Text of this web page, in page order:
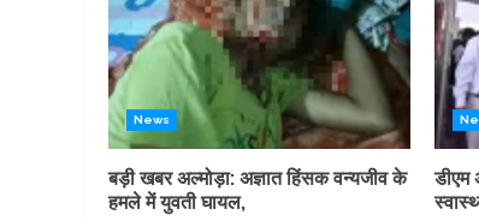
News
बड़ी खबर अल्मोड़ा: अज्ञात हिंसक वन्यजीव के
हमले में युवती घायल,
डीएम